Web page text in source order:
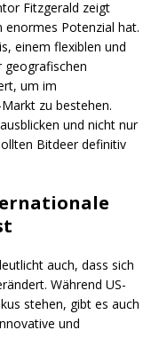
Fitzgerald zeigt
enormes Potenzial hat.
einem flexiblen und
geografischen
um im
zu bestehen.
und nicht nur
Bitdeer definitiv
auch, dass sich
Während US-
stehen, gibt es auch
und